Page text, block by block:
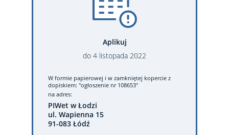
Aplikuj
do 4 listopada 2022
W formie papierowej i w zamkniętej kopercie z
dopiskiem: "ogłoszenie nr 108653"
na adres:
PIWet w Łodzi
ul. Wapienna 15
91-083 Łódź